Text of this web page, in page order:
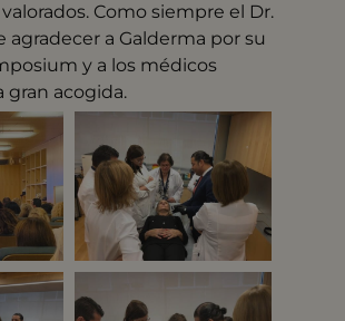
Como siempre el Dr.
agradecer a Galderma por su
y a los médicos
gran acogida.